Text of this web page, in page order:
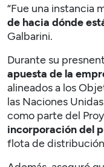
“Fue una instancia
de hacia dónde
Galbarini.
Durante su
apuesta de la
alineados a los
las Naciones
como parte del
incorporación del
flota de